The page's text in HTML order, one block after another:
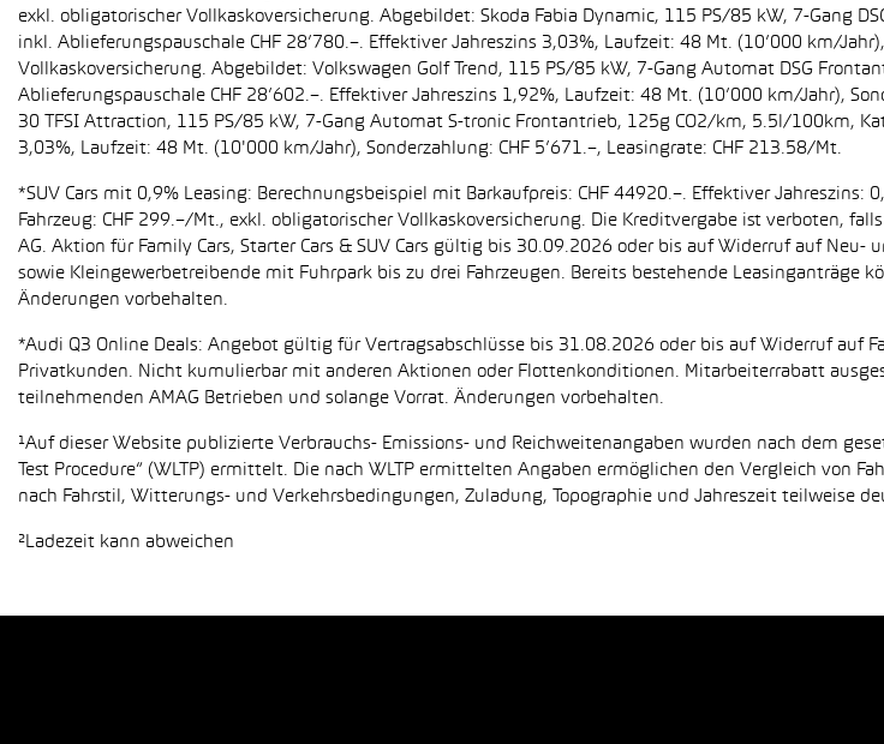
exkl. obligatorischer Vollkaskoversicherung. Abgebildet: Skoda Fabia Dynamic, 115 PS/85 kW, 7-Gang
inkl. Ablieferungspauschale CHF 28’780.–. Effektiver Jahreszins 3,03%, Laufzeit: 48 Mt. (10’000 km/
Vollkaskoversicherung. Abgebildet: Volkswagen Golf Trend, 115 PS/85 kW, 7-Gang Automat DSG
Ablieferungspauschale CHF 28’602.–. Effektiver Jahreszins 1,92%, Laufzeit: 48 Mt. (10’000 km/Jahr),
30 TFSI Attraction, 115 PS/85 kW, 7-Gang Automat S-tronic Frontantrieb, 125g CO2/km, 5.5l/100km,
3,03%, Laufzeit: 48 Mt. (10'000 km/Jahr), Sonderzahlung: CHF 5’671.–, Leasingrate: CHF 213.58/Mt.
*SUV Cars mit 0,9% Leasing: Berechnungsbeispiel mit Barkaufpreis: CHF 44920.–. Effektiver Jahreszins:
Fahrzeug: CHF 299.–/Mt., exkl. obligatorischer Vollkaskoversicherung. Die Kreditvergabe ist verboten,
AG. Aktion für Family Cars, Starter Cars & SUV Cars gültig bis 30.09.2026 oder bis auf Widerruf auf
sowie Kleingewerbetreibende mit Fuhrpark bis zu drei Fahrzeugen. Bereits bestehende Leasinganträge
Änderungen vorbehalten.
*Audi Q3 Online Deals: Angebot gültig für Vertragsabschlüsse bis 31.08.2026 oder bis auf Widerruf auf
Privatkunden. Nicht kumulierbar mit anderen Aktionen oder Flottenkonditionen. Mitarbeiterrabatt
teilnehmenden AMAG Betrieben und solange Vorrat. Änderungen vorbehalten.
¹Auf dieser Website publizierte Verbrauchs- Emissions- und Reichweitenangaben wurden nach dem
Test Procedure“ (WLTP) ermittelt. Die nach WLTP ermittelten Angaben ermöglichen den Vergleich von
nach Fahrstil, Witterungs- und Verkehrsbedingungen, Zuladung, Topographie und Jahreszeit teilweise
²Ladezeit kann abweichen